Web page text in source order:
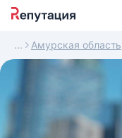
Амурская область